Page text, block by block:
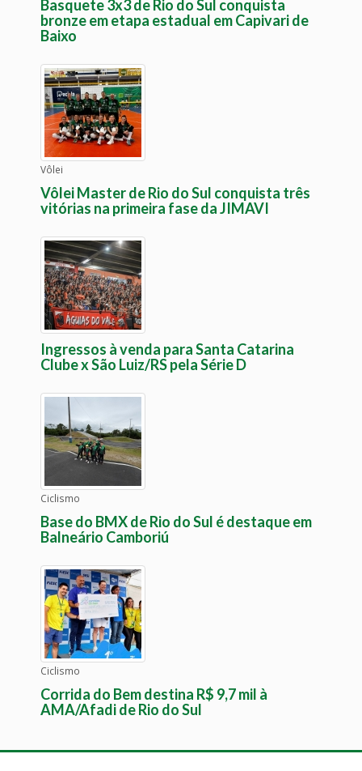
Basquete 3x3 de Rio do Sul conquista
bronze em etapa estadual em Capivari de
Baixo
Vôlei
Vôlei Master de Rio do Sul conquista três
vitórias na primeira fase da JIMAVI
Ingressos à venda para Santa Catarina
Clube x São Luiz/RS pela Série D
Ciclismo
Base do BMX de Rio do Sul é destaque em
Balneário Camboriú
Ciclismo
Corrida do Bem destina R$ 9,7 mil à
AMA/Afadi de Rio do Sul